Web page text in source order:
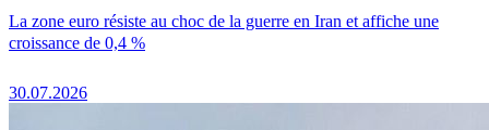
La zone euro résiste au choc de la guerre en Iran et affiche une
croissance de 0,4 %
30.07.2026